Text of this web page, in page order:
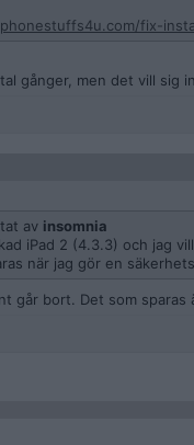
fix-
gånger, men det vill sig
av insomnia
iPad 2 (4.3.3) och jag
när jag gör en
går bort. Det som sparas